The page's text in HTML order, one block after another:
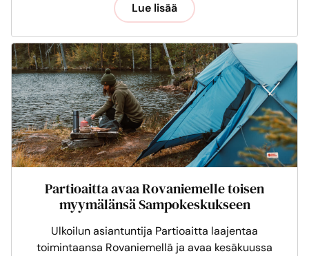
Lue lisää
Partioaitta avaa Rovaniemelle toisen
myymälänsä Sampokeskukseen
Ulkoilun asiantuntija Partioaitta laajentaa
toimintaansa Rovaniemellä ja avaa kesäkuussa